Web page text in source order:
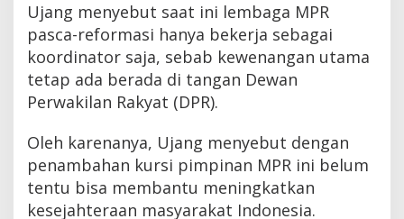
Ujang menyebut saat ini lembaga MPR
pasca-reformasi hanya bekerja sebagai
koordinator saja, sebab kewenangan utama
tetap ada berada di tangan Dewan
Perwakilan Rakyat (DPR).
Oleh karenanya, Ujang menyebut dengan
penambahan kursi pimpinan MPR ini belum
tentu bisa membantu meningkatkan
kesejahteraan masyarakat Indonesia.